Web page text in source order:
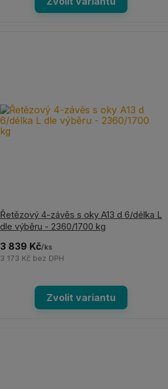
Řetězový 4-závěs s oky A13 d 6/délka L
dle výběru - 2360/1700 kg
3 839 Kč/ks
3 173 Kč bez DPH
Zvolit variantu